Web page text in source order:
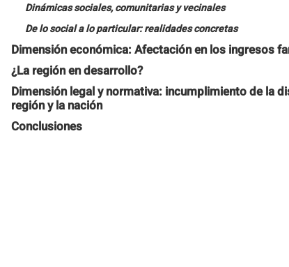
Dinámicas sociales, comunitarias y vecinales
De lo social a lo particular: realidades concretas
Dimensión económica: Afectación en los ingresos
¿La región en desarrollo?
Dimensión legal y normativa: incumplimiento de la
región y la nación
Conclusiones